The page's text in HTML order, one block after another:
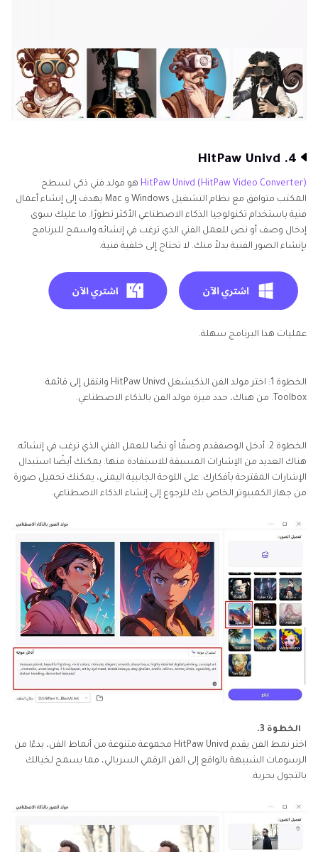
4. HitPaw Univd
HitPaw Univd (HitPaw Video Converter) هو مولد فني ذكي لسطح
المكتب متوافق مع نظام التشغيل Windows و Mac يهدف إلى إنشاء أعمال
فنية باستخدام تكنولوجيا الذكاء الاصطناعي الأكثر تطورًا. ما عليك سوى
إدخال وصف أو نص للعمل الفني الذي ترغب في إنشائه واسمح للبرنامج
بإنشاء الصور الفنية بدلاً منك. لا تحتاج إلى خلفية فنية.
عمليات هذا البرنامج سهلة.
الخطوة 1: اختر مولد الفن الذكيشغل HitPaw Univd وانتقل إلى قائمة
Toolbox. من هناك، حدد ميزة مولد الفن بالذكاء الاصطناعي.
الخطوة 2: أدخل الوصفقدم وصفًا أو نصًا للعمل الفني الذي ترغب في إنشائه.
هناك العديد من الإشارات المسبقة للاستفادة منها. يمكنك أيضًا استبدال
الإشارات المقترحة بأفكارك. على اللوحة الجانبية اليمنى، يمكنك تحميل صورة
من جهاز الكمبيوتر الخاص بك للرجوع إلى إنشاء الذكاء الاصطناعي.
الخطوة 3.
اختر نمط الفن يقدم HitPaw Univd مجموعة متنوعة من أنماط الفن، بدءًا من
الرسومات الشبيهة بالواقع إلى الفن الرقمي السريالي، مما يسمح لخيالك
بالتجول بحرية.